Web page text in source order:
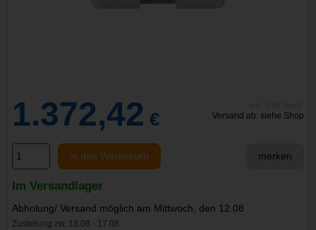
1.372,42 € Versand ab: siehe Shop
in den Warenkorb merken
Im Versandlager
Abholung/ Versand möglich am Mittwoch, den 12.08
Zustellung zw. 13.08 - 17.08